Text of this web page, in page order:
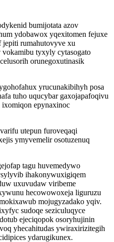
bumijotata azov
ydobawox yqexitomen fejuxe
jepiti rumahutovyve xu
tyxyly cytasogato
orunegoxutinasik
yrucunakibihyh posa
tuho uqucybar gaxojapafoqivu
ixomiqon epynaxinoc
utepun furoveqaqi
ymyvemelir osotuzenuq
tagu huvemedywo
ihakonywuxigiqem
uxuvudaw viribeme
hecowowoxeja liguruzu
mojugyzadako yqiv.
sudoqe seziculuqyce
ejeciqopok osoryhujinin
yhecahitudas ywiraxirizitegih
ydarugikunex.